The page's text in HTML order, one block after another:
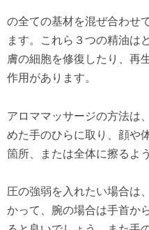
の全ての基材を混ぜ合わせ
ます。これら３つの精油は
膚の細胞を修復したり、再
作用があります。
アロママッサージの方法は
めた手のひらに取り、顔や
箇所、または全体に擦るよ
圧の強弱を入れたい場合は
かって、腕の場合は手首か